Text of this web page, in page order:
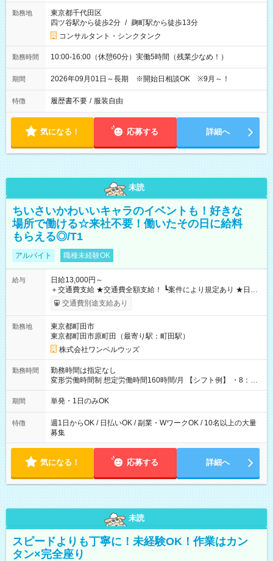
勤務地
東京都千代田区
四ツ谷駅から徒歩2分 / 麹町駅から徒歩13分
コンサルタント・シンクタンク
勤務時間 10:00-16:00（休憩60分）実働5時間（残業少なめ！）
期間 2026年09月01日～長期 ※開始日相談OK ※9月～！
特徴 履歴書不要 / 服装自由
気になる！ 応募する 詳細へ
未読
ちいさいかわいいキャラのイベントも！好きな
場所で働ける☆来社不要！働いたその日に給料
もらえる◎/T1
アルバイト 職種未経験OK
給与
日給13,000円～
＋交通費支給 ★交通費全額支給！ ┗案件により規定あり ★日払
いOK！（規定あり） ┗働いたその日に現金GET♪ お仕事後はコ
ンビニATMから 日払い分を引き落とせます！ 【試用期間】試
交通費別途支給あり
勤務地
東京都町田市
東京都町田市原町田（最寄り駅：町田駅）
株式会社ワンベルウッズ
勤務時間
勤務時間は指定なし
変形労働時間制 想定労働時間160時間/月 【シフト例】 ・8：00
～21：00
期間 単発・1日のみOK
特徴
週1日からOK / 日払いOK / 副業・WワークOK / 10名以上の大量
募集
気になる！ 応募する 詳細へ
未読
スピードよりも丁寧に！未経験OK！作業はカン
タン×完全座り